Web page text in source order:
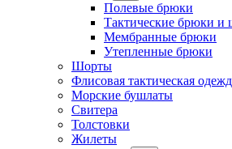
Полевые брюки
Тактические брюки и
Мембранные брюки
Утепленные брюки
Шорты
Флисовая тактическая
Морские бушлаты
Свитера
Толстовки
Жилеты